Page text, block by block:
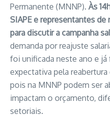
Permanente (MNNP). Às
SIAPE e representantes
para discutir a campanha
demanda por reajuste
foi unificada neste ano e já
expectativa pela
pois na MNNP podem ser
impactam o orçamento,
setoriais.